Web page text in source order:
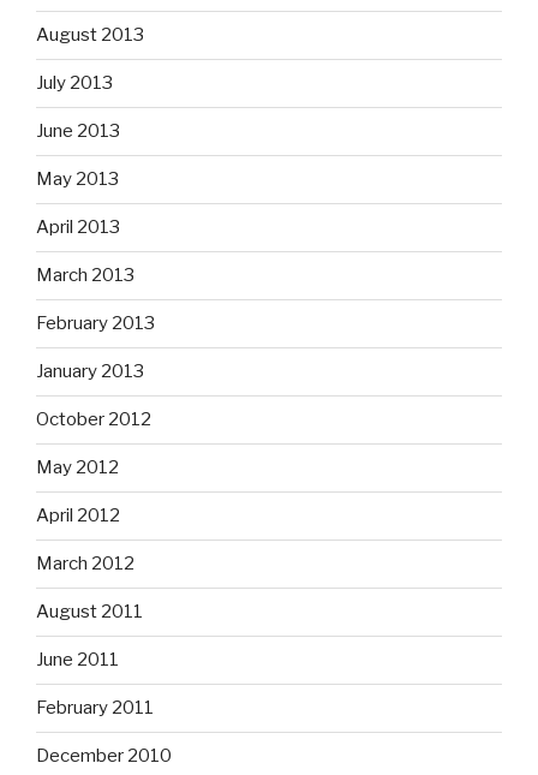
August 2013
July 2013
June 2013
May 2013
April 2013
March 2013
February 2013
January 2013
October 2012
May 2012
April 2012
March 2012
August 2011
June 2011
February 2011
December 2010